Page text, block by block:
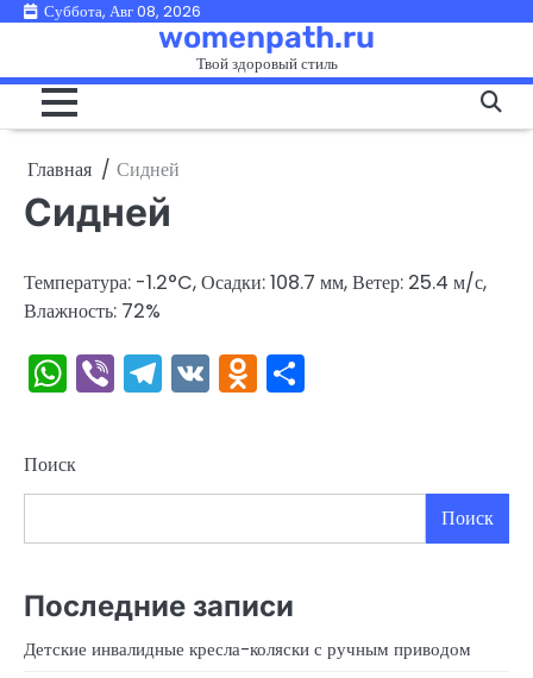
ПерейтиСуббота, Авг 08, 2026
womenpath.ru
Твой здоровый стиль
Главная Сидней
Сидней
Температура: -1.2°C, Осадки: 108.7 мм, Ветер: 25.4 м/с,
Влажность: 72%
WhatsApp
ViberTelegram
VKOdnoklassniki
Поиск
Поиск
Последние записи
Детские инвалидные кресла-коляски с ручным приводом